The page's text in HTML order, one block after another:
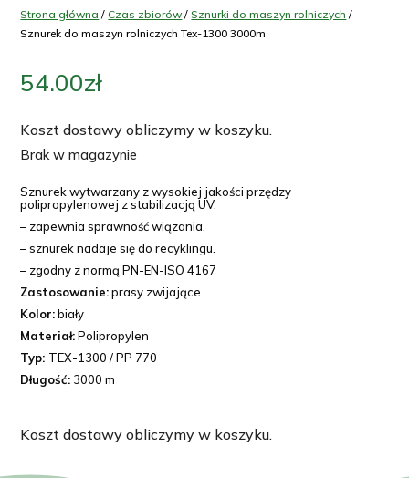
Strona główna / Czas zbiorów / Sznurki do maszyn rolniczych /
Sznurek do maszyn rolniczych Tex-1300 3000m
54.00zł
Koszt dostawy obliczymy w koszyku.
Brak w magazynie
Sznurek wytwarzany z wysokiej jakości przędzy
polipropylenowej z stabilizacją UV.
– zapewnia sprawność wiązania.
– sznurek nadaje się do recyklingu.
– zgodny z normą PN-EN-ISO 4167
Zastosowanie:prasy zwijające.
Kolor:biały
Materiał:Polipropylen
Typ: TEX-1300 / PP 770
Długość: 3000 m
Koszt dostawy obliczymy w koszyku.